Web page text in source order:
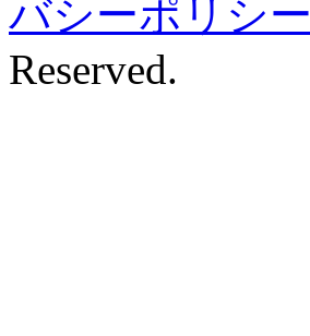
バシーポリシー
Reserved.